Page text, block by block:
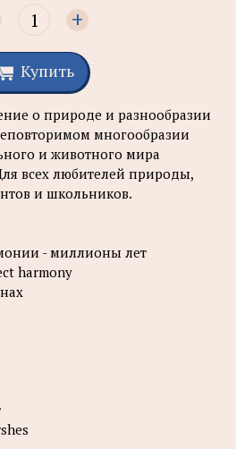
+
Купить
о природе и разнообразии
многообразии
и животного мира
всех любителей природы,
и школьников.
- миллионы лет
harmony